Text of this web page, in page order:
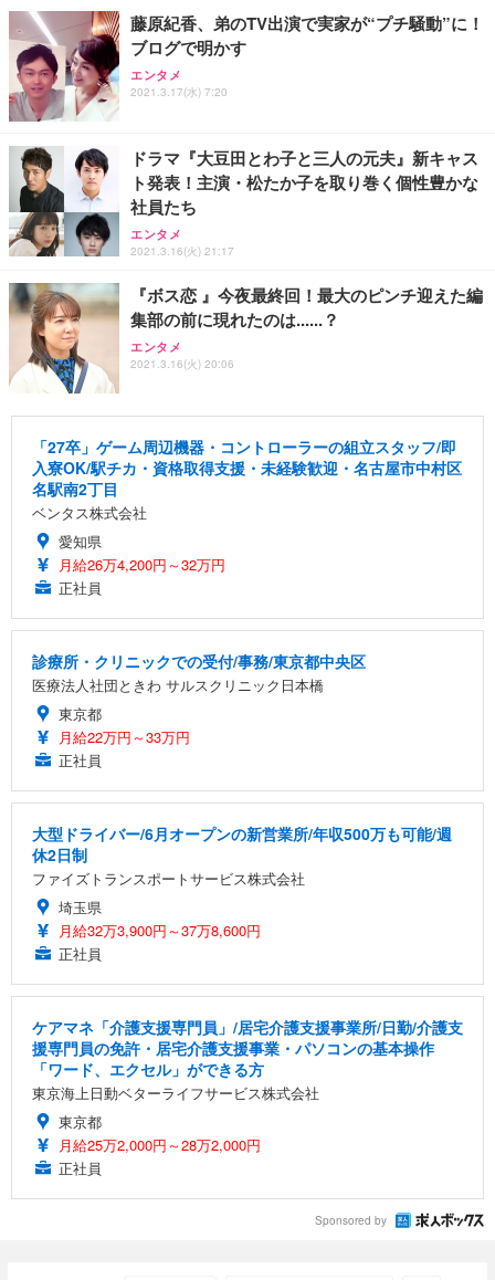
藤原紀香、弟のTV出演で実家が“プチ騒動”に！
ブログで明かす
エンタメ
2021.3.17(水) 7:20
ドラマ『大豆田とわ子と三人の元夫』新キャス
ト発表！主演・松たか子を取り巻く個性豊かな
社員たち
エンタメ
2021.3.16(火) 21:17
『ボス恋 』今夜最終回！最大のピンチ迎えた編
集部の前に現れたのは......？
エンタメ
2021.3.16(火) 20:06
「27卒」ゲーム周辺機器・コントローラーの組立スタッフ/即
入寮OK/駅チカ・資格取得支援・未経験歓迎・名古屋市中村区
名駅南2丁目
ベンタス株式会社
愛知県
月給26万4,200円～32万円
正社員
診療所・クリニックでの受付/事務/東京都中央区
医療法人社団ときわ サルスクリニック日本橋
東京都
月給22万円～33万円
正社員
大型ドライバー/6月オープンの新営業所/年収500万も可能/週
休2日制
ファイズトランスポートサービス株式会社
埼玉県
月給32万3,900円～37万8,600円
正社員
ケアマネ「介護支援専門員」/居宅介護支援事業所/日勤/介護支
援専門員の免許・居宅介護支援事業・パソコンの基本操作
「ワード、エクセル」ができる方
東京海上日動ベターライフサービス株式会社
東京都
月給25万2,000円～28万2,000円
正社員
Sponsored by